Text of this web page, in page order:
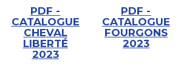
PDF -
CATALOGUE
CHEVAL
LIBERTÉ
2023
PDF -
CATALOGUE
FOURGONS
2023